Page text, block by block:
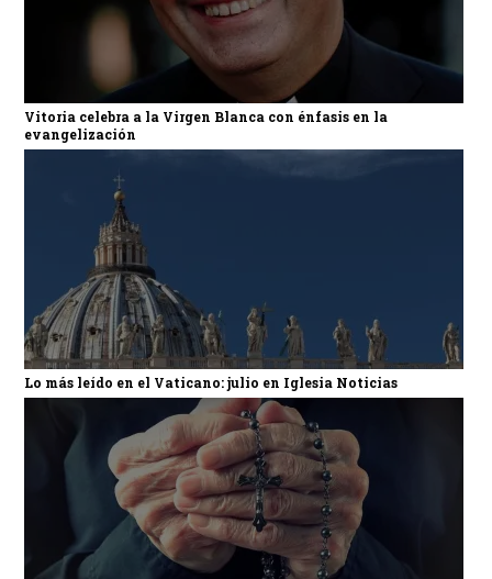
Vitoria celebra a la Virgen Blanca con énfasis en la
evangelización
Lo más leído en el Vaticano: julio en Iglesia Noticias